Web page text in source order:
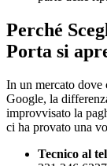
Perché
Porta si
In un mercato
Google, la
improvvisato la
ci ha provato una
Tecnico al